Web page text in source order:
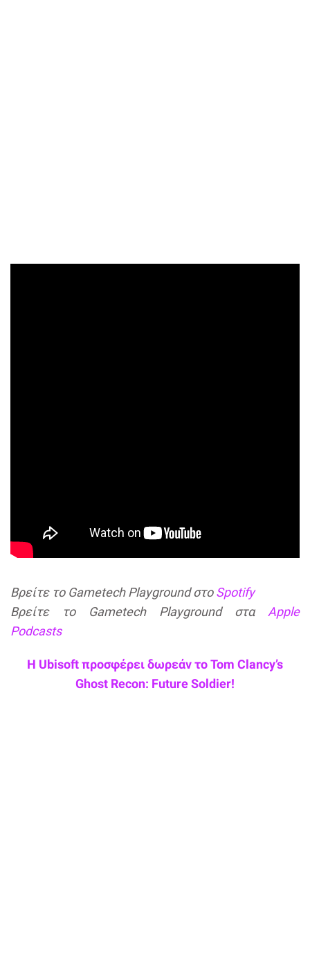
Βρείτε το Gametech Playground στοSpotify
Βρείτε το Gametech Playground στα Apple
Podcasts
Η Ubisoft προσφέρει δωρεάν το Tom Clancy’s
Ghost Recon: Future Soldier!